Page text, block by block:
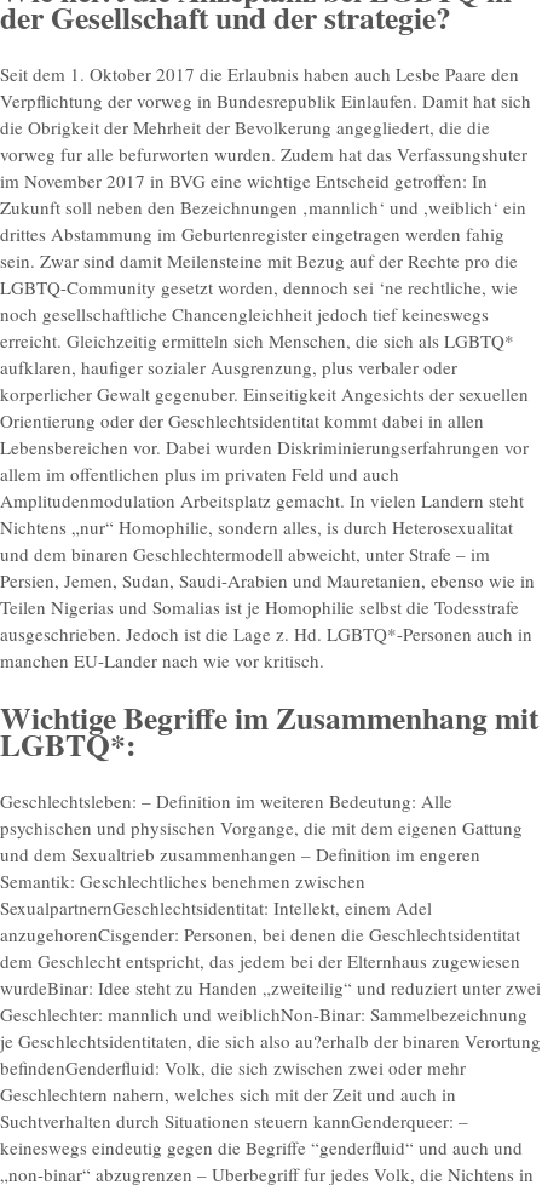
der Gesellschaft und der strategie?
Seit dem 1. Oktober 2017 die Erlaubnis haben auch Lesbe Paare den
Verpflichtung der vorweg in Bundesrepublik Einlaufen. Damit hat sich
die Obrigkeit der Mehrheit der Bevolkerung angegliedert, die die
vorweg fur alle befurworten wurden. Zudem hat das Verfassungshuter
im November 2017 in BVG eine wichtige Entscheid getroffen: In
Zukunft soll neben den Bezeichnungen ‚mannlich‘ und ,weiblich‘ ein
drittes Abstammung im Geburtenregister eingetragen werden fahig
sein. Zwar sind damit Meilensteine mit Bezug auf der Rechte pro die
LGBTQ-Community gesetzt worden, dennoch sei ‘ne rechtliche, wie
noch gesellschaftliche Chancengleichheit jedoch tief keineswegs
erreicht. Gleichzeitig ermitteln sich Menschen, die sich als LGBTQ*
aufklaren, haufiger sozialer Ausgrenzung, plus verbaler oder
korperlicher Gewalt gegenuber. Einseitigkeit Angesichts der sexuellen
Orientierung oder der Geschlechtsidentitat kommt dabei in allen
Lebensbereichen vor. Dabei wurden Diskriminierungserfahrungen vor
allem im offentlichen plus im privaten Feld und auch
Amplitudenmodulation Arbeitsplatz gemacht. In vielen Landern steht
Nichtens „nur“ Homophilie, sondern alles, is durch Heterosexualitat
und dem binaren Geschlechtermodell abweicht, unter Strafe – im
Persien, Jemen, Sudan, Saudi-Arabien und Mauretanien, ebenso wie in
Teilen Nigerias und Somalias ist je Homophilie selbst die Todesstrafe
ausgeschrieben. Jedoch ist die Lage z. Hd. LGBTQ*-Personen auch in
manchen EU-Lander nach wie vor kritisch.
Wichtige Begriffe im Zusammenhang mit
LGBTQ*:
Geschlechtsleben: – Definition im weiteren Bedeutung: Alle
psychischen und physischen Vorgange, die mit dem eigenen Gattung
und dem Sexualtrieb zusammenhangen – Definition im engeren
Semantik: Geschlechtliches benehmen zwischen
SexualpartnernGeschlechtsidentitat: Intellekt, einem Adel
anzugehorenCisgender: Personen, bei denen die Geschlechtsidentitat
dem Geschlecht entspricht, das jedem bei der Elternhaus zugewiesen
wurdeBinar: Idee steht zu Handen „zweiteilig“ und reduziert unter zwei
Geschlechter: mannlich und weiblichNon-Binar: Sammelbezeichnung
je Geschlechtsidentitaten, die sich also au?erhalb der binaren Verortung
befindenGenderfluid: Volk, die sich zwischen zwei oder mehr
Geschlechtern nahern, welches sich mit der Zeit und auch in
Suchtverhalten durch Situationen steuern kannGenderqueer: –
keineswegs eindeutig gegen die Begriffe “genderfluid“ und auch und
„non-binar“ abzugrenzen – Uberbegriff fur jedes Volk, die Nichtens in